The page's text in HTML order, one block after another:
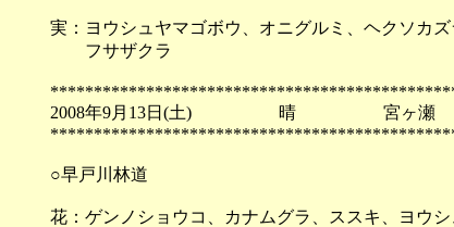
実：ヨウシュヤマゴボウ、オニグルミ、ヘクソカ
フサザクラ
2008年9月13日(土) 晴 宮ヶ瀬
○早戸川林道
花：ゲンノショウコ、カナムグラ、ススキ、ヨウ